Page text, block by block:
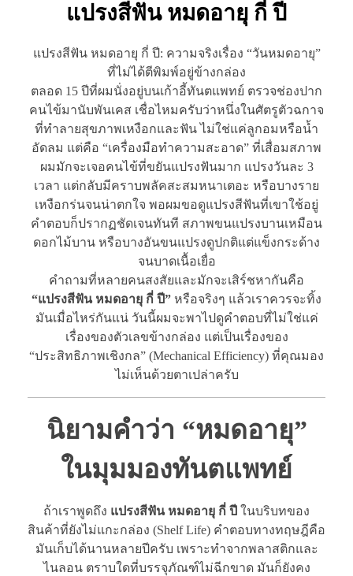
แปรงสีฟัน หมดอายุ กี่ ปี
แปรงสีฟัน หมดอายุ กี่ ปี: ความจริงเรื่อง “วันหมดอายุ”
ที่ไม่ได้ตีพิมพ์อยู่ข้างกล่อง
ตลอด 15 ปีที่ผมนั่งอยู่บนเก้าอี้ทันตแพทย์ ตรวจช่องปาก
คนไข้มานับพันเคส เชื่อไหมครับว่าหนึ่งในศัตรูตัวฉกาจ
ที่ทำลายสุขภาพเหงือกและฟัน ไม่ใช่แค่ลูกอมหรือน้ำ
อัดลม แต่คือ “เครื่องมือทำความสะอาด” ที่เสื่อมสภาพ
ผมมักจะเจอคนไข้ที่ขยันแปรงฟันมาก แปรงวันละ 3
เวลา แต่กลับมีคราบพลัคสะสมหนาเตอะ หรือบางราย
เหงือกร่นจนน่าตกใจ พอผมขอดูแปรงสีฟันที่เขาใช้อยู่
คำตอบก็ปรากฏชัดเจนทันที สภาพขนแปรงบานเหมือน
ดอกไม้บาน หรือบางอันขนแปรงดูปกติแต่แข็งกระด้าง
จนบาดเนื้อเยื่อ
คำถามที่หลายคนสงสัยและมักจะเสิร์ชหากันคือ
“แปรงสีฟัน หมดอายุ กี่ ปี” หรือจริงๆ แล้วเราควรจะทิ้ง
มันเมื่อไหร่กันแน่ วันนี้ผมจะพาไปดูคำตอบที่ไม่ใช่แค่
เรื่องของตัวเลขข้างกล่อง แต่เป็นเรื่องของ
“ประสิทธิภาพเชิงกล” (Mechanical Efficiency) ที่คุณมอง
ไม่เห็นด้วยตาเปล่าครับ
นิยามคำว่า “หมดอายุ”
ในมุมมองทันตแพทย์
ถ้าเราพูดถึง แปรงสีฟัน หมดอายุ กี่ ปี ในบริบทของ
สินค้าที่ยังไม่แกะกล่อง (Shelf Life) คำตอบทางทฤษฎีคือ
มันเก็บได้นานหลายปีครับ เพราะทำจากพลาสติกและ
ไนลอน ตราบใดที่บรรจุภัณฑ์ไม่ฉีกขาด มันก็ยังคง